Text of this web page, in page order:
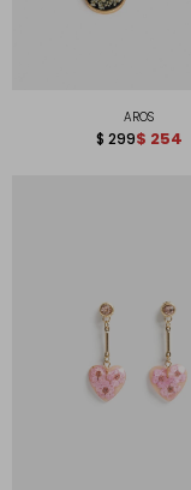
AROS
$ 299$ 254